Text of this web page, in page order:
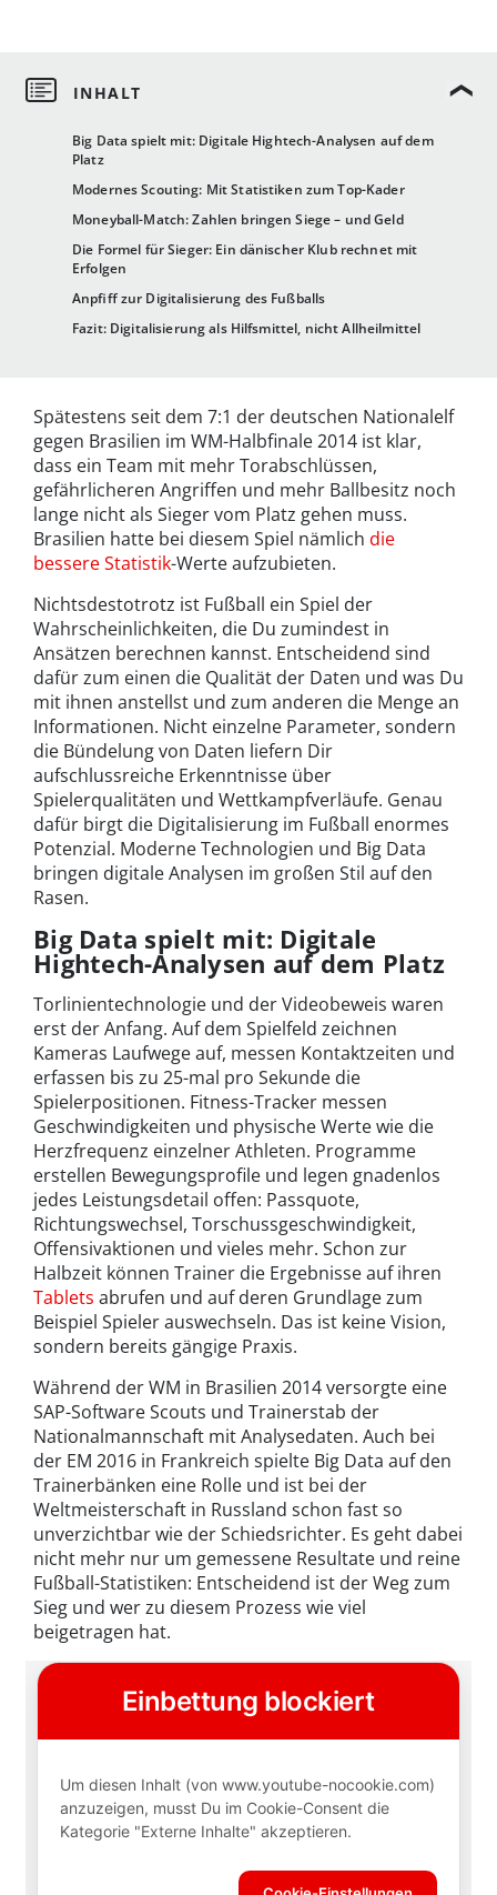
Big Data spielt mit: Digitale Hightech-Analysen auf dem
Platz
Modernes Scouting: Mit Statistiken zum Top-Kader
Moneyball-Match: Zahlen bringen Siege – und Geld
Die Formel für Sieger: Ein dänischer Klub rechnet mit
Erfolgen
Anpfiff zur Digitalisierung des Fußballs
Fazit: Digitalisierung als Hilfsmittel, nicht Allheilmittel
Spätestens seit dem 7:1 der deutschen Nationalelf
gegen Brasilien im WM-Halbfinale 2014 ist klar,
dass ein Team mit mehr Torabschlüssen,
gefährlicheren Angriffen und mehr Ballbesitz noch
lange nicht als Sieger vom Platz gehen muss.
Brasilien hatte bei diesem Spiel nämlich die
bessere Statistik-Werte aufzubieten.
Nichtsdestotrotz ist Fußball ein Spiel der
Wahrscheinlichkeiten, die Du zumindest in
Ansätzen berechnen kannst. Entscheidend sind
dafür zum einen die Qualität der Daten und was Du
mit ihnen anstellst und zum anderen die Menge an
Informationen. Nicht einzelne Parameter, sondern
die Bündelung von Daten liefern Dir
aufschlussreiche Erkenntnisse über
Spielerqualitäten und Wettkampfverläufe. Genau
dafür birgt die Digitalisierung im Fußball enormes
Potenzial. Moderne Technologien und Big Data
bringen digitale Analysen im großen Stil auf den
Rasen.
Big Data spielt mit: Digitale
Hightech-Analysen auf dem Platz
Torlinientechnologie und der Videobeweis waren
erst der Anfang. Auf dem Spielfeld zeichnen
Kameras Laufwege auf, messen Kontaktzeiten und
erfassen bis zu 25-mal pro Sekunde die
Spielerpositionen. Fitness-Tracker messen
Geschwindigkeiten und physische Werte wie die
Herzfrequenz einzelner Athleten. Programme
erstellen Bewegungsprofile und legen gnadenlos
jedes Leistungsdetail offen: Passquote,
Richtungswechsel, Torschussgeschwindigkeit,
Offensivaktionen und vieles mehr. Schon zur
Halbzeit können Trainer die Ergebnisse auf ihren
Tablets abrufen und auf deren Grundlage zum
Beispiel Spieler auswechseln. Das ist keine Vision,
sondern bereits gängige Praxis.
Während der WM in Brasilien 2014 versorgte eine
SAP-Software Scouts und Trainerstab der
Nationalmannschaft mit Analysedaten. Auch bei
der EM 2016 in Frankreich spielte Big Data auf den
Trainerbänken eine Rolle und ist bei der
Weltmeisterschaft in Russland schon fast so
unverzichtbar wie der Schiedsrichter. Es geht dabei
nicht mehr nur um gemessene Resultate und reine
Fußball-Statistiken: Entscheidend ist der Weg zum
Sieg und wer zu diesem Prozess wie viel
beigetragen hat.